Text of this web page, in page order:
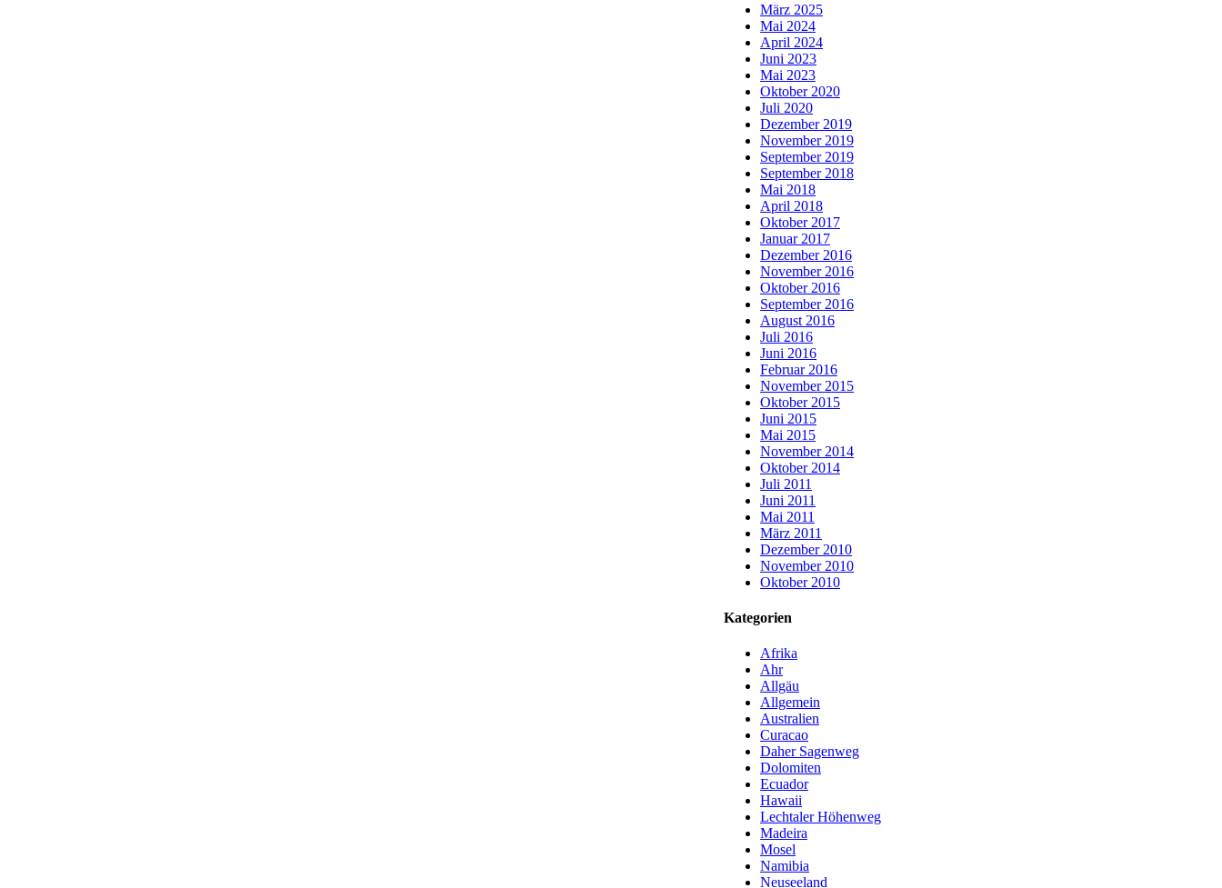
März 2025
Mai 2024
April 2024
Juni 2023
Mai 2023
Oktober 2020
Juli 2020
Dezember 2019
November 2019
September 2019
September 2018
Mai 2018
April 2018
Oktober 2017
Januar 2017
Dezember 2016
November 2016
Oktober 2016
September 2016
August 2016
Juli 2016
Juni 2016
Februar 2016
November 2015
Oktober 2015
Juni 2015
Mai 2015
November 2014
Oktober 2014
Juli 2011
Juni 2011
Mai 2011
März 2011
Dezember 2010
November 2010
Oktober 2010
Kategorien
Afrika
Ahr
Allgäu
Allgemein
Australien
Curacao
Daher Sagenweg
Dolomiten
Ecuador
Hawaii
Lechtaler Höhenweg
Madeira
Mosel
Namibia
Neuseeland